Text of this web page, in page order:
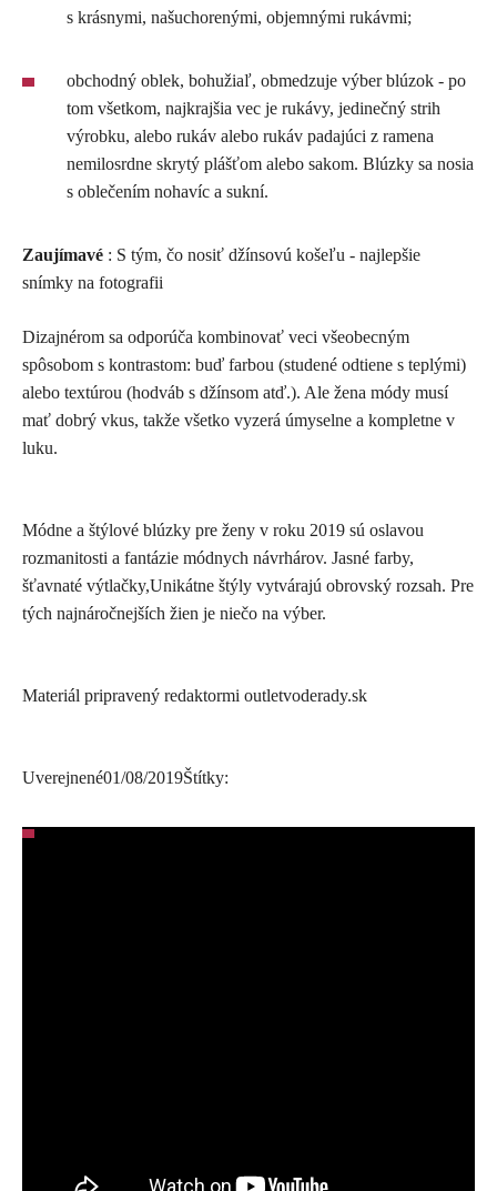
s krásnymi, našuchorenými, objemnými rukávmi;
obchodný oblek, bohužiaľ, obmedzuje výber blúzok - po
tom všetkom, najkrajšia vec je rukávy, jedinečný strih
výrobku, alebo rukáv alebo rukáv padajúci z ramena
nemilosrdne skrytý plášťom alebo sakom. Blúzky sa nosia
s oblečením nohavíc a sukní.
Zaujímavé : S tým, čo nosiť džínsovú košeľu - najlepšie
snímky na fotografii
Dizajnérom sa odporúča kombinovať veci všeobecným
spôsobom s kontrastom: buď farbou (studené odtiene s teplými)
alebo textúrou (hodváb s džínsom atď.). Ale žena módy musí
mať dobrý vkus, takže všetko vyzerá úmyselne a kompletne v
luku.
Módne a štýlové blúzky pre ženy v roku 2019 sú oslavou
rozmanitosti a fantázie módnych návrhárov. Jasné farby,
šťavnaté výtlačky,Unikátne štýly vytvárajú obrovský rozsah. Pre
tých najnáročnejších žien je niečo na výber.
Materiál pripravený redaktormi outletvoderady.sk
Uverejnené01/08/2019Štítky: